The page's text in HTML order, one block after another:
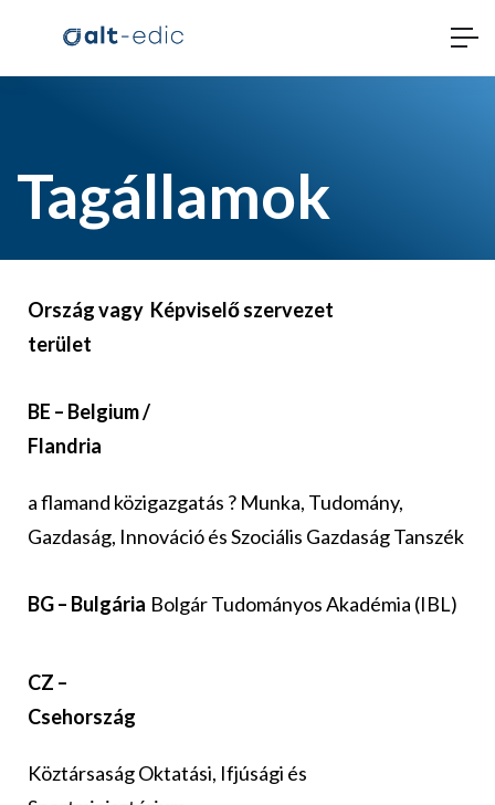
Tagállamok
Ország vagy
terület
Képviselő szervezet
BE – Belgium /
Flandria
a flamand közigazgatás ? Munka, Tudomány,
Gazdaság, Innováció és Szociális Gazdaság Tanszék
BG – Bulgária Bolgár Tudományos Akadémia (IBL)
CZ –
Csehország
Köztársaság Oktatási, Ifjúsági és